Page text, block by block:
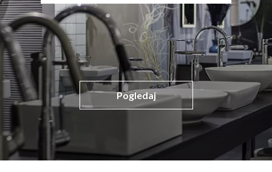
Pogledaj